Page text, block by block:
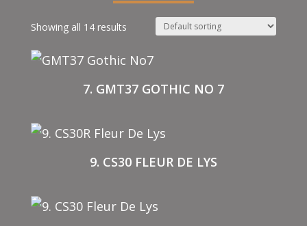
Showing all 14 results
7. GMT37 GOTHIC NO 7
9. CS30 FLEUR DE LYS